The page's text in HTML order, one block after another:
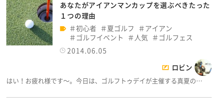
あなたがアイアンマンカップを選ぶべきたった
１つの理由
初心者
夏ゴルフ
アイアン
ゴルフイベント
人気
ゴルフェス
2014.06.05
ロビン
はい！お疲れ様です～。今日は、ゴルフトゥデイが主催する真夏の…